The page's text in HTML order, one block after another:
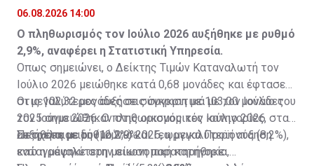
06.08.2026 14:00
Ο πληθωρισμός τον Ιούλιο 2026 αυξήθηκε με ρυθμό
2,9%, αναφέρει η Στατιστική Υπηρεσία.
Οπως σημειώνει, ο Δείκτης Τιμών Καταναλωτή τον
Ιούλιο 2026 μειώθηκε κατά 0,68 μονάδες και έφτασε
στις 102,32 μονάδες σε σύγκριση με 103,00 μονάδες
τον Ιούνιο 2026. Ο πληθωρισμός τον Ιούλιο 2026
αυξήθηκε με ρυθμό 2,9%.
Οι μεγαλύτερες αυξήσεις συγκριτικά με τον Ιούλιο του
2025 σημειώθηκαν στις οικονομικές κατηγορίες, στα
Πετρελαιοειδή (12,2%) και Γεωργικά Προϊόντα (8,2%),
ενώ η μεγαλύτερη μείωση παρατηρήθηκε
Σε σχέση με τον Ιούνιο 2026, η μεγαλύτερη αύξηση
καταγράφηκε στην οικονομική κατηγορία,